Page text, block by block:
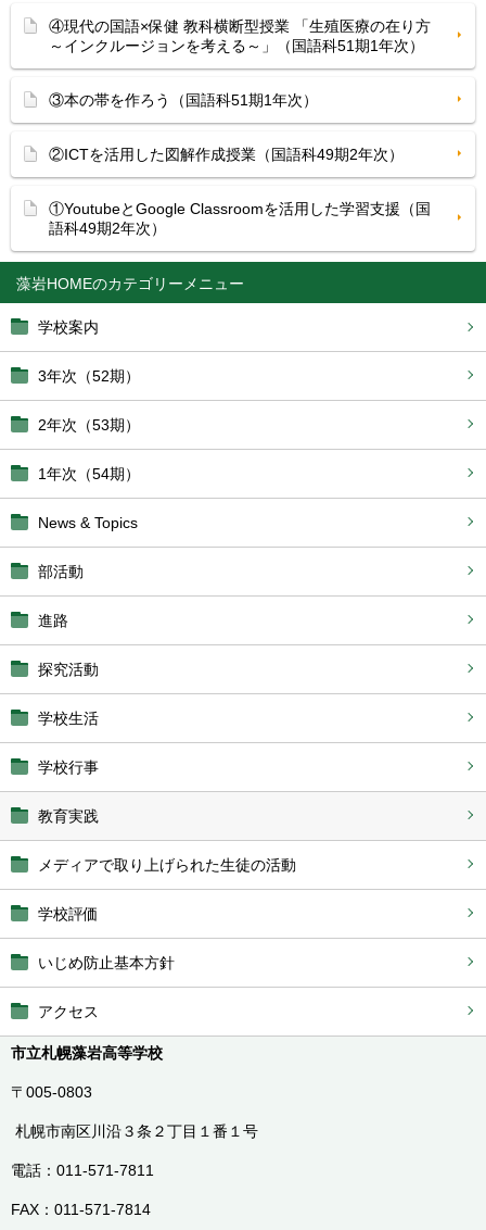
藻岩HOME
学校案内
3年次（52期）
2年次（53期）
1年次（54期）
News & Topics
部活動
進路
探究活動
学校生活
学校行事
教育実践
メディアで取り上げられた生徒の活動
学校評価
いじめ防止基本方針
アクセス
市立札幌藻岩高等学校
〒005-0803
札幌市南区川沿３条２丁目１番１号
電話：011-571-7811
FAX：011-571-7814
④現代の国語×保健 教科横断型授業 「生殖医療の在り方
～インクルージョンを考える～」（国語科51期1年次）
③本の帯を作ろう（国語科51期1年次）
②ICTを活用した図解作成授業（国語科49期2年次）
①YoutubeとGoogle Classroomを活用した学習支援（国
語科49期2年次）